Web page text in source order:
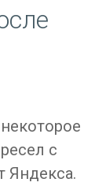
с
Яндекса.